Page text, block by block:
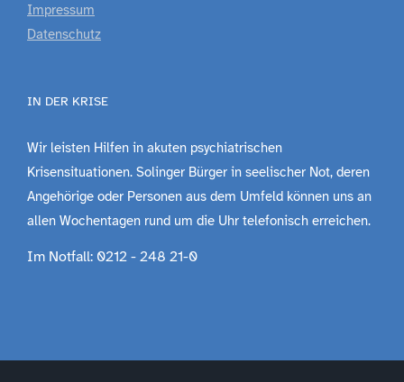
Impressum
Datenschutz
IN DER KRISE
Wir leisten Hilfen in akuten psychiatrischen
Krisensituationen. Solinger Bürger in seelischer Not, deren
Angehörige oder Personen aus dem Umfeld können uns an
allen Wochentagen rund um die Uhr telefonisch erreichen.
Im Notfall: 0212 - 248 21-0